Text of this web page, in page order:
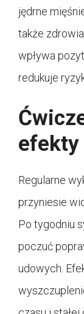
jędrne
także
wpływa
redukuje
efekty
Regularne
przyniesie
Po tygodniu
poczuć
udowych.